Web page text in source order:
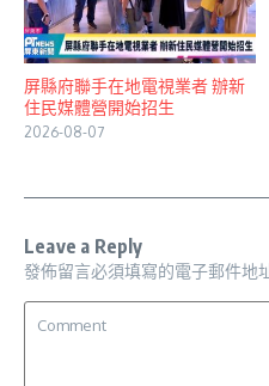
屏縣府聯手在地電視業者 辦新
住民媒體營開始招生
2026-08-07
Leave a Reply
發佈留言必須填寫的電子郵件地